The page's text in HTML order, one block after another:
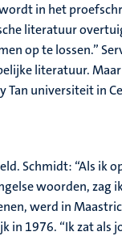
in het
literatuur
op te lossen.”
literatuur.
universiteit in
Schmidt: “Als
woorden,
werd in
in 1976. “Ik zat